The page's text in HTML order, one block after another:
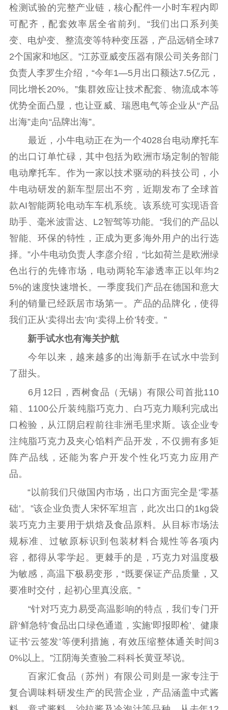
检测试验的完整产业链，核心配件一小时车程内即
可配齐，配套效率居全省前列。“我们出口系列美
变、电炉变、整流变等特种变压器，产品远销全球7
2个国家和地区。”江苏亚威变压器有限公司关务部门
负责人李罗生介绍，“今年1—5月出口额达7.5亿元，
同比增长20%。”集群效应让技术配套、物流成本等
优势全面凸显，也让亚威、瑞恩电气等企业从“产品
出海”走向“品牌出海”。
最近，小牛电动正在为一个4028台电动摩托车
的出口订单忙碌，其中包括为欧洲市场定制的智能
电动摩托车。作为一家以技术驱动的科技公司，小
牛电动研发的新车型层出不穷，近期发布了全球首
款AI智能两轮电动车车机系统。该系统可实现语音
助手、毫米波雷达、L2智驾等功能。“我们的产品以
智能、环保的特性，正成为更多海外用户的出行选
择。”小牛电动负责人李彦介绍，“比如荷兰是欧洲绿
色出行的先锋市场，电动两轮车渗透率正以年均2
5%的速度快速增长。一季度我们产品在德国和意大
利的销量已经跃居市场第一。产品的品牌化，使得
我们正从‘卖得出去’向‘卖得上价’转变。”
新手试水也有海关护航
今年以来，越来越多的出海新手在试水中尝到
了甜头。
6月12日，西树食品（无锡）有限公司首批110
箱、1100公斤装纯脂巧克力、白巧克力顺利完成出
口检验，从江阴启程前往非洲毛里求斯。该企业专
注纯脂巧克力及夹心馅料产品开发，不仅拥有多矩
阵产品线，还能为客户开发个性化巧克力应用产
品。
“以前我们只做国内市场，出口方面完全是‘零基
础’。”该企业负责人宋怀军坦言，此次出口的1kg袋
装巧克力主要用于烘焙及食品原料。从目标市场法
规标准、过敏原标识到包装材料合规性等各项内
容，都得从零学起。更棘手的是，巧克力对温度极
为敏感，高温下极易变形，“既要保证产品质量，又
要准时交付，起初心里真没底。”
“针对巧克力易受高温影响的特点，我们专门开
辟‘鲜急特’食品出口绿色通道，实施‘即报即检’、健康
证书‘云签发’等便利措施，有效压缩整体通关时间3
0%以上。”江阴海关查验二科科长黄亚琴说。
百家汇食品（苏州）有限公司则是一家专注于
复合调味料研发生产的民营企业，产品涵盖中式酱